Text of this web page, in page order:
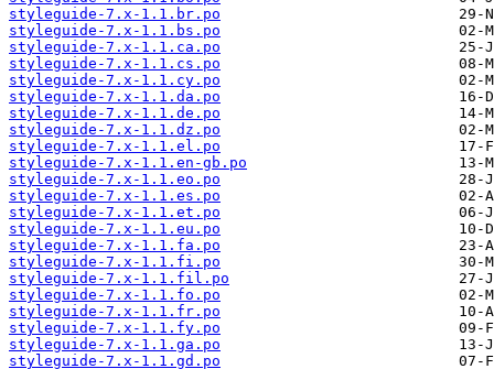
styleguide-7.x-1.1.br.po
styleguide-7.x-1.1.bs.po
styleguide-7.x-1.1.ca.po
styleguide-7.x-1.1.cs.po
styleguide-7.x-1.1.cy.po
styleguide-7.x-1.1.da.po
styleguide-7.x-1.1.de.po
styleguide-7.x-1.1.dz.po
styleguide-7.x-1.1.el.po
styleguide-7.x-1.1.en-gb.po
styleguide-7.x-1.1.eo.po
styleguide-7.x-1.1.es.po
styleguide-7.x-1.1.et.po
styleguide-7.x-1.1.eu.po
styleguide-7.x-1.1.fa.po
styleguide-7.x-1.1.fi.po
styleguide-7.x-1.1.fil.po
styleguide-7.x-1.1.fo.po
styleguide-7.x-1.1.fr.po
styleguide-7.x-1.1.fy.po
styleguide-7.x-1.1.ga.po
styleguide-7.x-1.1.gd.po